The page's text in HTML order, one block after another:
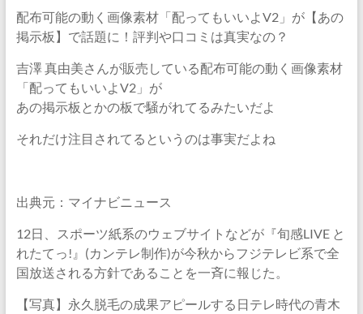
配布可能の動く画像素材「配ってもいいよV2」が【あの
掲示板】で話題に！評判や口コミは真実なの？
吉澤 真由美さんが販売している配布可能の動く画像素材
「配ってもいいよV2」が
あの掲示板とかの板で騒がれてるみたいだよ
それだけ注目されてるというのは事実だよね
出典元：マイナビニュース
12日、スポーツ紙系のウェブサイトなどが『旬感LIVE と
れたてっ!』(カンテレ制作)が今秋からフジテレビ系で全
国放送される方針であることを一斉に報じた。
【写真】永久脱毛の成果アピールする日テレ時代の青木